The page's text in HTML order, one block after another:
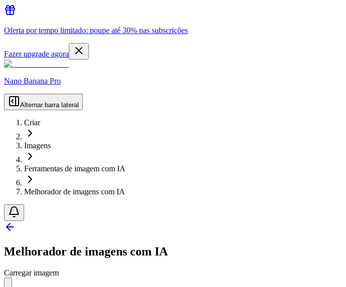
Oferta por tempo limitado: poupe até 30% nas subscrições
Fazer upgrade agora
Nano Banana Pro
Alternar barra lateral
Criar
Imagens
Ferramentas de imagem com IA
Melhorador de imagens com IA
Melhorador de imagens com IA
Carregar imagem